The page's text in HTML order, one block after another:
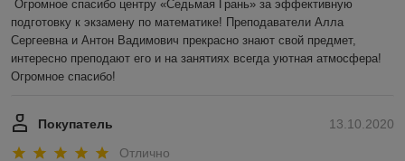
Огромное спасибо центру «Седьмая Грань» за эффективную
подготовку к экзамену по математике! Преподаватели Алла
Сергеевна и Антон Вадимович прекрасно знают свой предмет,
интересно преподают его и на занятиях всегда уютная атмосфера!
Огромное спасибо!
13.10.2020
Покупатель
Отлично